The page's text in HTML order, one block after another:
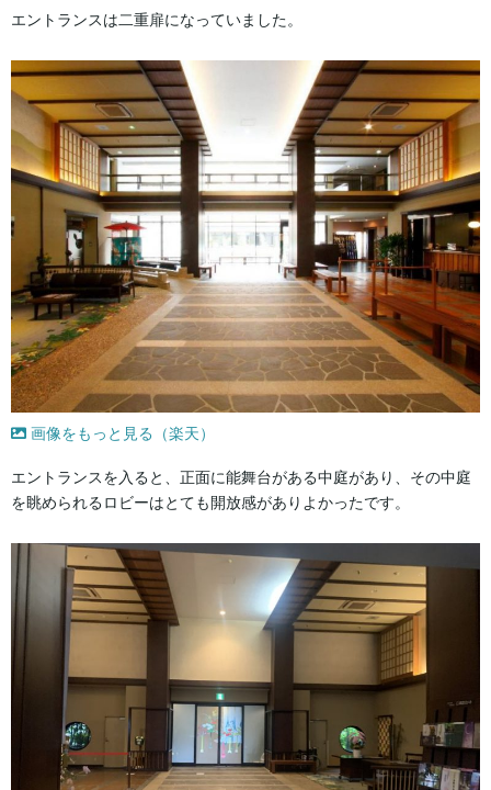
エントランスは二重扉になっていました。
画像をもっと見る（楽天）
エントランスを入ると、正面に能舞台がある中庭があり、その中庭
を眺められるロビーはとても開放感がありよかったです。